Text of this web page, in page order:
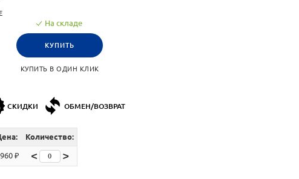
На складе
КУПИТЬ
КУПИТЬ В ОДИН КЛИК
СКИДКИ ОБМЕН/ВОЗВРАТ
Количество:
₽ < >